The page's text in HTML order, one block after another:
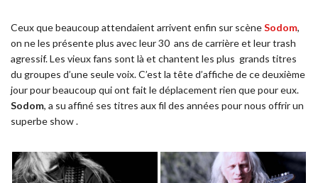
Ceux que beaucoup attendaient arrivent enfin sur scèneSodom,
on ne les présente plus avec leur 30 ans de carrière et leur trash
agressif. Les vieux fans sont là et chantent les plus grands titres
du groupes d’une seule voix. C’est la tête d’affiche de ce deuxième
jour pour beaucoup qui ont fait le déplacement rien que pour eux.
Sodom, a su affiné ses titres aux fil des années pour nous offrir un
superbe show .